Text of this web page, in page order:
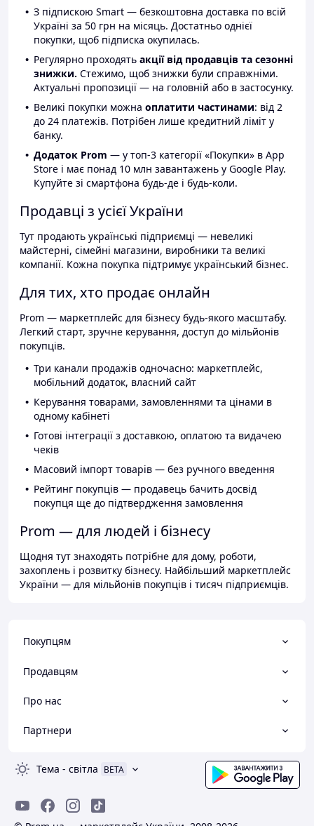
З підпискою Smart — безкоштовна доставка по всій
Україні за 50 грн на місяць. Достатньо однієї
покупки, щоб підписка окупилась.
Регулярно проходять акції від продавців та сезонні
знижки. Стежимо, щоб знижки були справжніми.
Актуальні пропозиції — на головній або в застосунку.
Великі покупки можна оплатити частинами: від 2
до 24 платежів. Потрібен лише кредитний ліміт у
банку.
Додаток Prom — у топ-3 категорії «Покупки» в App
Store і має понад 10 млн завантажень у Google Play.
Купуйте зі смартфона будь-де і будь-коли.
Продавці з усієї України
Тут продають українські підприємці — невеликі
майстерні, сімейні магазини, виробники та великі
компанії. Кожна покупка підтримує український бізнес.
Для тих, хто продає онлайн
Prom — маркетплейс для бізнесу будь-якого масштабу.
Легкий старт, зручне керування, доступ до мільйонів
покупців.
Три канали продажів одночасно: маркетплейс,
мобільний додаток, власний сайт
Керування товарами, замовленнями та цінами в
одному кабінеті
Готові інтеграції з доставкою, оплатою та видачею
чеків
Масовий імпорт товарів — без ручного введення
Рейтинг покупців — продавець бачить досвід
покупця ще до підтвердження замовлення
Prom — для людей і бізнесу
Щодня тут знаходять потрібне для дому, роботи,
захоплень і розвитку бізнесу. Найбільший маркетплейс
України — для мільйонів покупців і тисяч підприємців.
Покупцям
Продавцям
Про нас
Партнери
Тема - світла BETA